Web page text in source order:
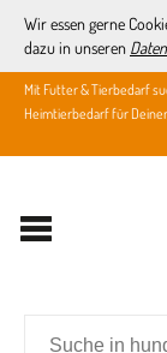
Wir essen gerne
dazu in unseren
Mit Futter & Tierbedarf
Heimtierbedarf für